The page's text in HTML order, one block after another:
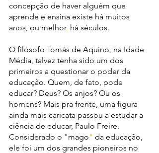
concepção de haver alguém que
aprende e ensina existe há muitos
anos, ou melhor, há séculos.
O filósofo Tomás de Aquino, na Idade
Média, talvez tenha sido um dos
primeiros a questionar o poder da
educação. Quem, de fato, pode
educar? Deus? Os anjos? Ou os
homens? Mais pra frente, uma figura
ainda mais caricata passou a estudar a
ciência de educar, Paulo Freire.
Considerado o "mago" da educação,
ele foi um dos grandes pioneiros no